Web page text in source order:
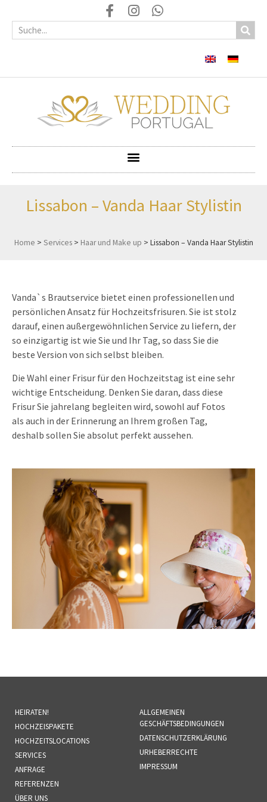
Lissabon – Vanda Haar Stylistin
Home > Services> Haar und Make up > Lissabon – Vanda Haar Stylistin
Vanda`s Brautservice bietet einen professionellen und
persönlichen Ansatz für Hochzeitsfrisuren. Sie ist stolz
darauf, einen außergewöhnlichen Service zu liefern, der
so einzigartig ist wie Sie und Ihr Tag, so dass Sie die
beste Version von sich selbst bleiben.
Die Wahl einer Frisur für den Hochzeitstag ist eine sehr
wichtige Entscheidung. Denken Sie daran, dass diese
Frisur Sie jahrelang begleiten wird, sowohl auf Fotos
als auch in der Erinnerung an Ihrem großen Tag,
deshalb sollen Sie absolut perfekt aussehen.
HEIRATEN!
HOCHZEISPAKETE
HOCHZEITSLOCATIONS
SERVICES
ANFRAGE
REFERENZEN
ÜBER UNS
ALLGEMEINEN
GESCHÄFTSBEDINGUNGEN
DATENSCHUTZERKLÄRUNG
URHEBERRECHTE
IMPRESSUM